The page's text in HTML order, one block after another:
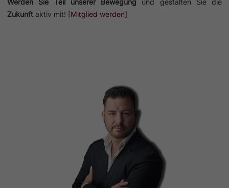
Werden Sie Teil unserer Bewegung und gestalten Sie die
Zukunft aktiv mit! [Mitglied werden]